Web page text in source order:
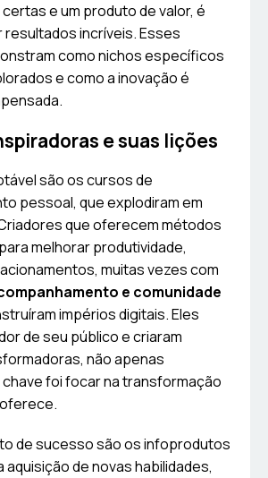
e um produto de valor, é
resultados incríveis. Esses
como nichos específicos
e como a inovação é
e suas lições
são os cursos de
pessoal, que explodiram em
que oferecem métodos
melhorar produtividade,
muitas vezes com
e comunidade
impérios digitais. Eles
de seu público e criaram
não apenas
foi focar na transformação
de sucesso são os infoprodutos
aquisição de novas habilidades,